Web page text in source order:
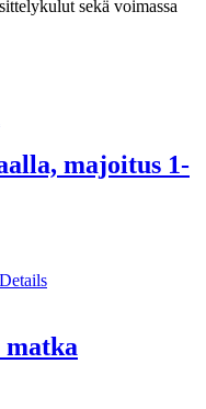
sekä voimassa
majoitus 1-
matka